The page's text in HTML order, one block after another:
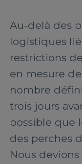
Au-delà des
logistiques
restrictions
en mesure
nombre
trois jours
possible que
des perches
Nous